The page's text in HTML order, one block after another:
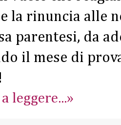
la rinuncia alle
parentesi, da
il mese di
leggere...»